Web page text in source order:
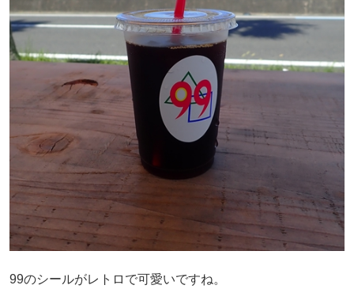
99のシールがレトロで可愛いですね。